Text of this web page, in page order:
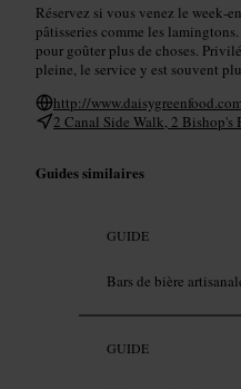
Réservez si vous venez le
pâtisseries comme les
pour goûter plus de choses.
pleine, le service y est souvent
http://
2 Canal Side Walk, 2
Guides similaires
GUIDE
Bars de bière
GUIDE